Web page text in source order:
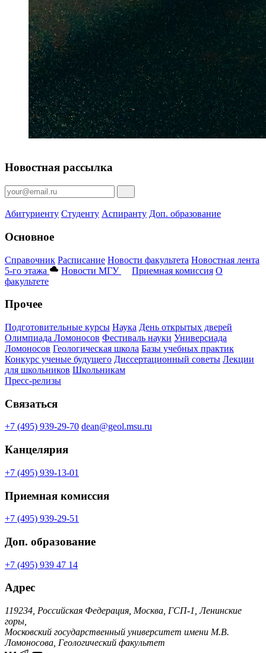
Новостная рассылка
Абитуриенту Студенту Аспиранту Доп. образование
Основное
Справочник Расписание Новости факультета Новостная лента
5-го этажа
Новости МГУ Приемная комиссия О
факультете
Прочее
Подготовительные курсы Наука День открытых дверей
Олимпиада Ломоносов Фестиваль науки Универсиада
Ломоносов Геологическая школа Базы учебных практик
Конкурс ученые будущего Диссертационный советы Лекции
для школьников Школьникам
Пресс-релизы
Связаться
+7 (495) 939-29-70 dean@geol.msu.ru
Канцелярия
+7 (495) 939-13-01
Приемная комиссия
+7 (495) 939-29-51
Доп. образование
+7 (495) 939 47 14
Адрес
119234, Российская Федерация, Москва, ГСП-1, Ленинские
горы,
Московский государственный университет имени М.В.
Ломоносова, Геологический факультет